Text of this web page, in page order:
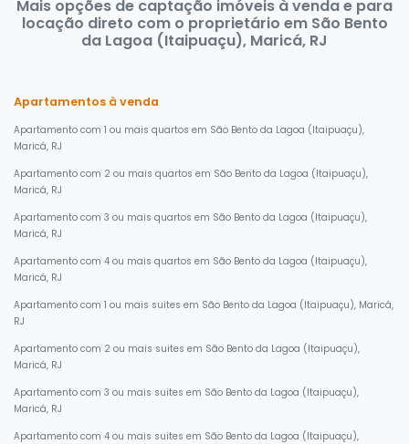
Mais opções de captação imóveis à venda e para
locação direto com o proprietário em São Bento
da Lagoa (Itaipuaçu), Maricá, RJ
Apartamentos à venda
Apartamento com 1 ou mais quartos em São Bento da Lagoa (Itaipuaçu),
Maricá, RJ
Apartamento com 2 ou mais quartos em São Bento da Lagoa (Itaipuaçu),
Maricá, RJ
Apartamento com 3 ou mais quartos em São Bento da Lagoa (Itaipuaçu),
Maricá, RJ
Apartamento com 4 ou mais quartos em São Bento da Lagoa (Itaipuaçu),
Maricá, RJ
Apartamento com 1 ou mais suites em São Bento da Lagoa (Itaipuaçu), Maricá,
RJ
Apartamento com 2 ou mais suites em São Bento da Lagoa (Itaipuaçu),
Maricá, RJ
Apartamento com 3 ou mais suites em São Bento da Lagoa (Itaipuaçu),
Maricá, RJ
Apartamento com 4 ou mais suites em São Bento da Lagoa (Itaipuaçu),